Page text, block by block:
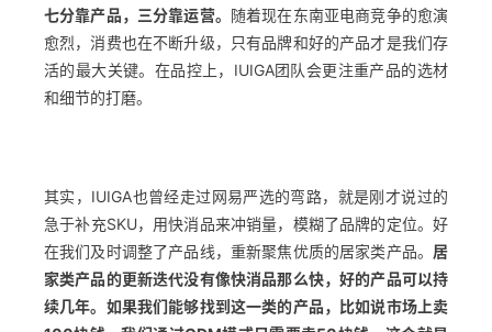
七分靠产品，三分靠运营。 随着现在东南亚电商竞争的愈演
愈烈，消费也在不断升级，只有品牌和好的产品才是我们存
活的最大关键。在品控上，IUIGA团队会更注重产品的选材
和细节的打磨。
其实，IUIGA也曾经走过网易严选的弯路，就是刚才说过的
急于补充SKU，用快消品来冲销量，模糊了品牌的定位。好
在我们及时调整了产品线，重新聚焦优质的居家类产品。 居
家类产品的更新迭代没有像快消品那么快，好的产品可以持
续几年。如果我们能够找到这一类的产品，比如说市场上卖